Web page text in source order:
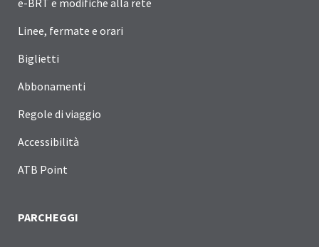
e-BRT e modifiche alla rete
Linee, fermate e orari
Biglietti
Abbonamenti
Regole di viaggio
Accessibilità
ATB Point
PARCHEGGI